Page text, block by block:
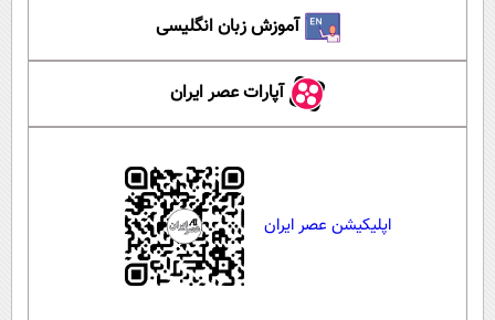
آموزش زبان انگلیسی
آپارات عصر ایران
اپلیکیشن عصر ایران